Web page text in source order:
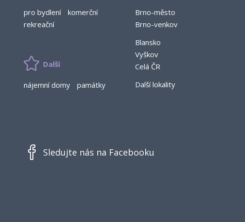
pro bydlení
komerční
rekreační
Další
nájemní domy památky
Brno-město
Brno-venkov
Blansko
Vyškov
Celá ČR
Další lokality
Sledujte nás na Facebooku